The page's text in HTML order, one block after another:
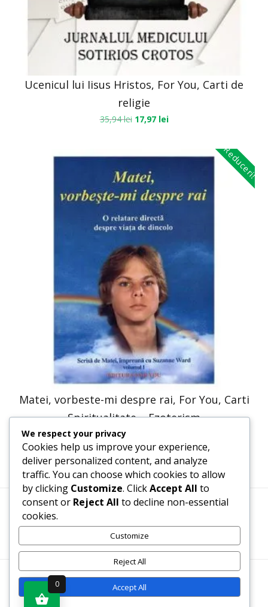
Ucenicul lui Iisus Hristos, For You, Carti de
religie
35,94lei 17,97 lei
Reduceri!
Matei, vorbeste-mi despre rai, For You, Carti
Spiritualitate – Ezoterism
41,23lei
Termeni, Condiții & Protecția Datelor (GDPR)
WWW.RECENZII-CARTI.RO ©2026 TOATE DREPTURILE
REZERVATE
We respect your privacy
Cookies help us improve your experience,
deliver personalized content, and analyze
traffic. You can choose which cookies to allow
by clicking Customize. ClickAccept All to
consent or Reject All to decline non-essential
cookies.
Customize
Reject All
Accept All
0